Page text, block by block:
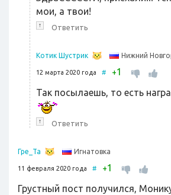
мои, а твои!
↑ Ответить
Котик Шустрик Нижний
12 марта 2020 года # +1
Так посылаешь, то есть
↑ Ответить
Гре_Та Игнатовка
11 февраля 2020 года # +1
Грустный пост получился,